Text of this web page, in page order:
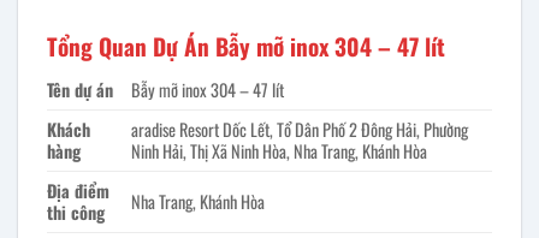
Tổng Quan Dự Án Bẫy mỡ inox 304 – 47 lít
Tên dự án
Bẫy mỡ inox 304 – 47 lít
Khách
hàng
aradise Resort Dốc Lết, Tổ Dân Phố 2 Đông Hải, Phường
Ninh Hải, Thị Xã Ninh Hòa, Nha Trang, Khánh Hòa
Địa điểm
thi công
Nha Trang, Khánh Hòa